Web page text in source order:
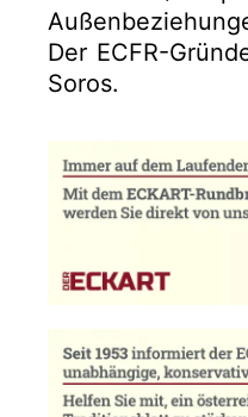
Der ECFR-
Soros.